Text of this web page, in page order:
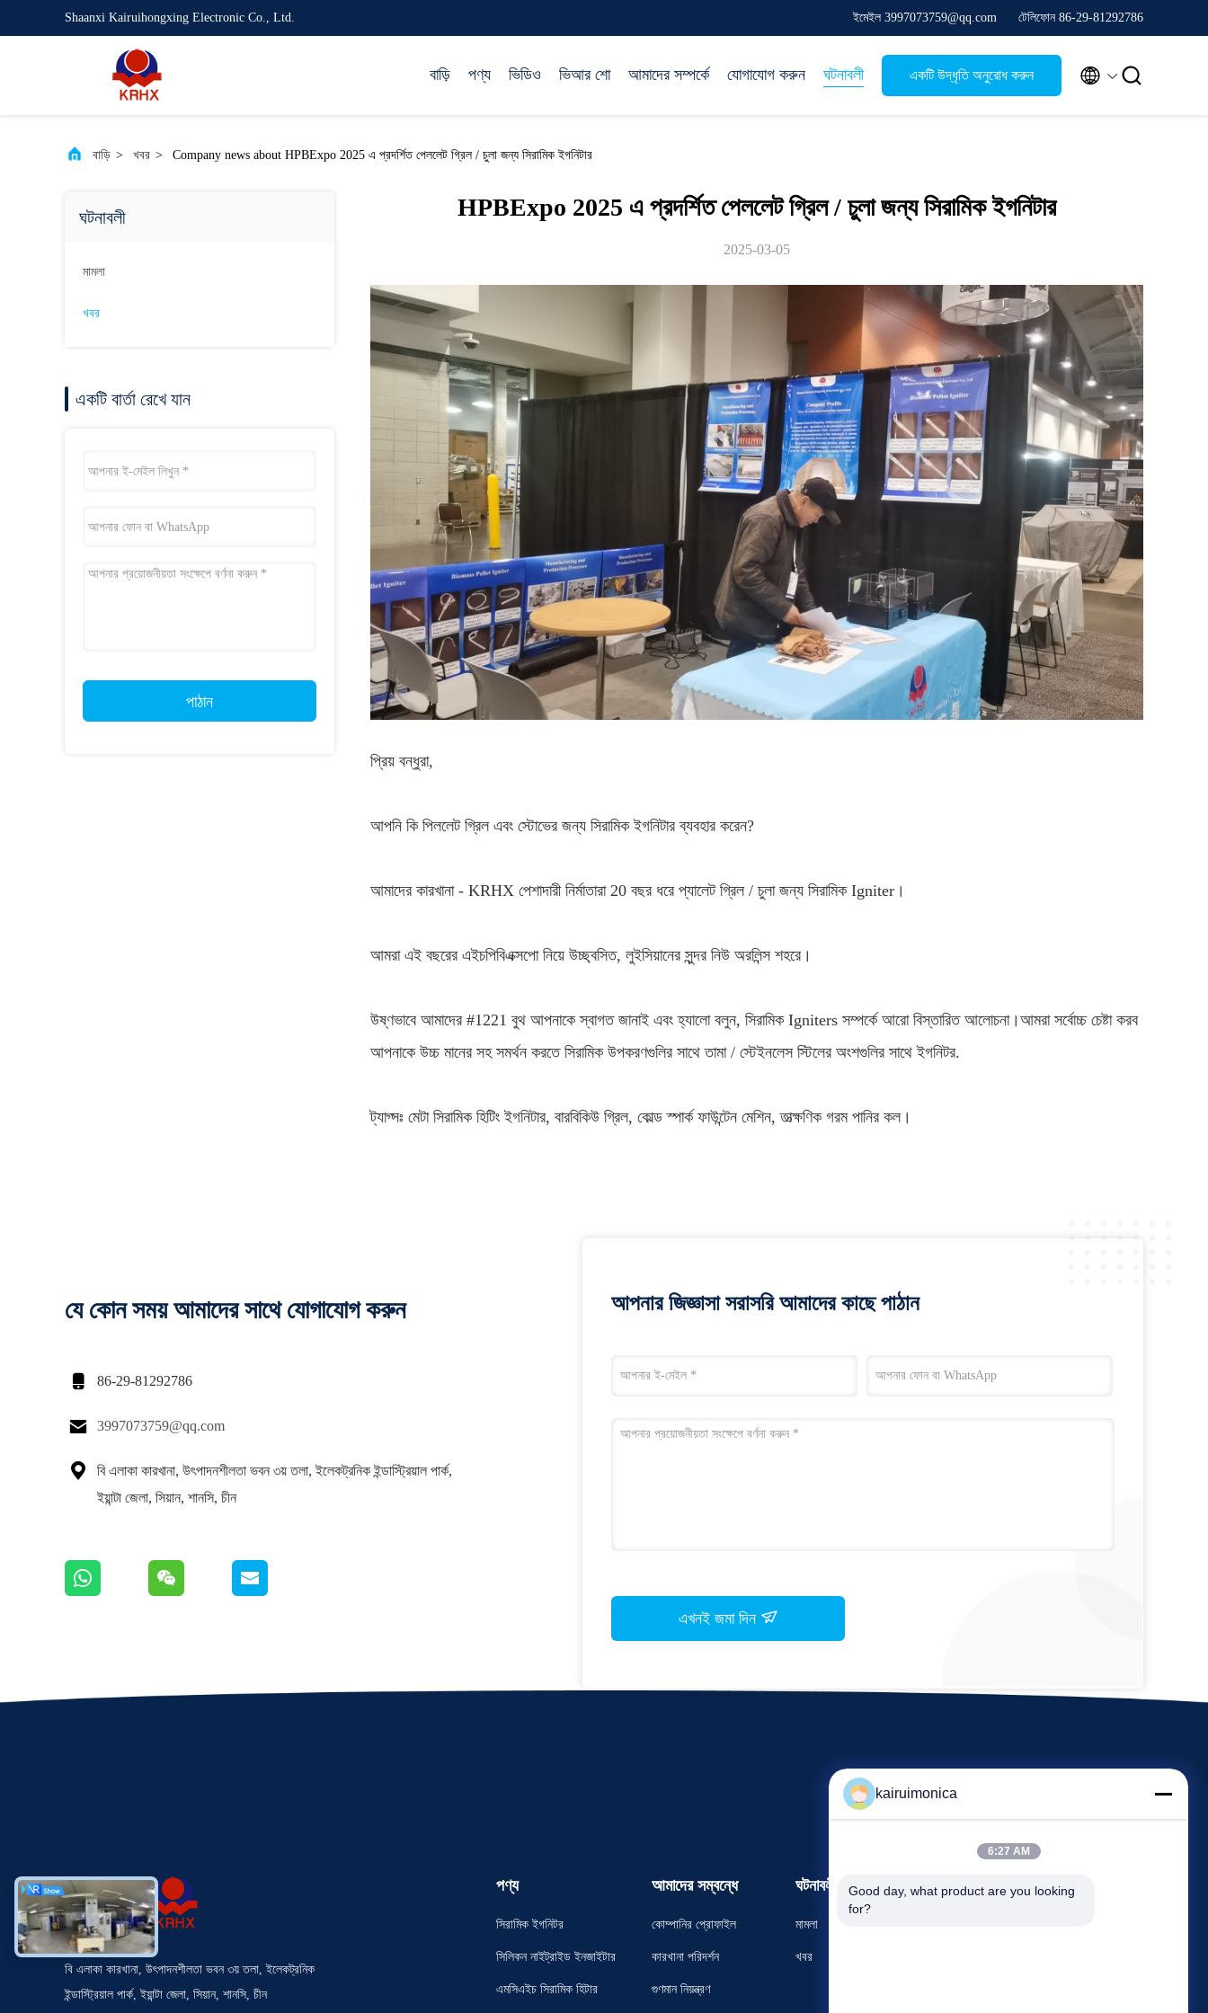
Shaanxi Kairuihongxing Electronic Co., Ltd. ইমেইল 3997073759@qq.com টেলিফোন 86-29-81292786
বাড়ি পণ্য ভিডিও ভিআর শো আমাদের সম্পর্কে যোগাযোগ করুন ঘটনাবলী একটি উদ্ধৃতি অনুরোধ করুন  
বাড়ি > খবর > Company news about HPBExpo 2025 এ প্রদর্শিত পেললেট গ্রিল / চুলা জন্য সিরামিক ইগনিটার
ঘটনাবলী
মামলা
খবর
একটি বার্তা রেখে যান
পাঠান
HPBExpo 2025 এ প্রদর্শিত পেললেট গ্রিল / চুলা জন্য সিরামিক ইগনিটার
2025-03-05
প্রিয় বন্ধুরা,
আপনি কি পিললেট গ্রিল এবং স্টোভের জন্য সিরামিক ইগনিটার ব্যবহার করেন?
আমাদের কারখানা - KRHX পেশাদারী নির্মাতারা 20 বছর ধরে প্যালেট গ্রিল / চুলা জন্য সিরামিক Igniter।
আমরা এই বছরের এইচপিবিএক্সপো নিয়ে উচ্ছ্বসিত, লুইসিয়ানের সুন্দর নিউ অরলিন্স শহরে।
উষ্ণভাবে আমাদের #1221 বুথ আপনাকে স্বাগত জানাই এবং হ্যালো বলুন, সিরামিক Igniters সম্পর্কে আরো বিস্তারিত আলোচনা।আমরা সর্বোচ্চ চেষ্টা করব
আপনাকে উচ্চ মানের সহ সমর্থন করতে সিরামিক উপকরণগুলির সাথে তামা / স্টেইনলেস স্টিলের অংশগুলির সাথে ইগনিটর.
ট্যাগ্সঃ মেটা সিরামিক হিটিং ইগনিটার, বারবিকিউ গ্রিল, কোল্ড স্পার্ক ফাউন্টেন মেশিন, তাত্ক্ষণিক গরম পানির কল।
যে কোন সময় আমাদের সাথে যোগাযোগ করুন
 86-29-81292786
 3997073759@qq.com

বি এলাকা কারখানা, উৎপাদনশীলতা ভবন ৩য় তলা, ইলেকট্রনিক ইন্ডাস্ট্রিয়াল পার্ক,
ইয়ান্টা জেলা, সিয়ান, শানসি, চীন
আপনার জিজ্ঞাসা সরাসরি আমাদের কাছে পাঠান
এখনই জমা দিন
বি এলাকা কারখানা, উৎপাদনশীলতা ভবন ৩য় তলা, ইলেকট্রনিক
ইন্ডাস্ট্রিয়াল পার্ক, ইয়ান্টা জেলা, সিয়ান, শানসি, চীন
পণ্য
সিরামিক ইগনিটর
সিলিকন নাইট্রাইড ইনজাইটার
এমসিএইচ সিরামিক হিটার
আমাদের সম্বন্ধে
কোম্পানির প্রোফাইল
কারখানা পরিদর্শন
গুণমান নিয়ন্ত্রণ
ঘটনাবলী
মামলা
খবর
একটি উদ্ধৃতি অনুরোধ করুন
kairuimonica
6:27 AM
Good day, what product are you looking
for?